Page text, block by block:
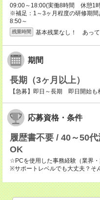
09:00～18:00(実働8時間 休憩1
※補足：1～3ヶ月程度の研修期
8:50～
残業時間 基本残業なし！ あって
期間
長期（3ヶ月以上）
【急募】即日～長期 即日開始
応募資格・条件
履歴書不要 / 40～50
OK
☆PCを使用した事務経験（業界・
※サポートレベルでも大丈夫？そ